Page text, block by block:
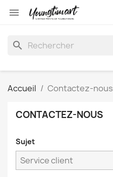

search
Accueil Contactez-nous
CONTACTEZ-NOUS
Sujet